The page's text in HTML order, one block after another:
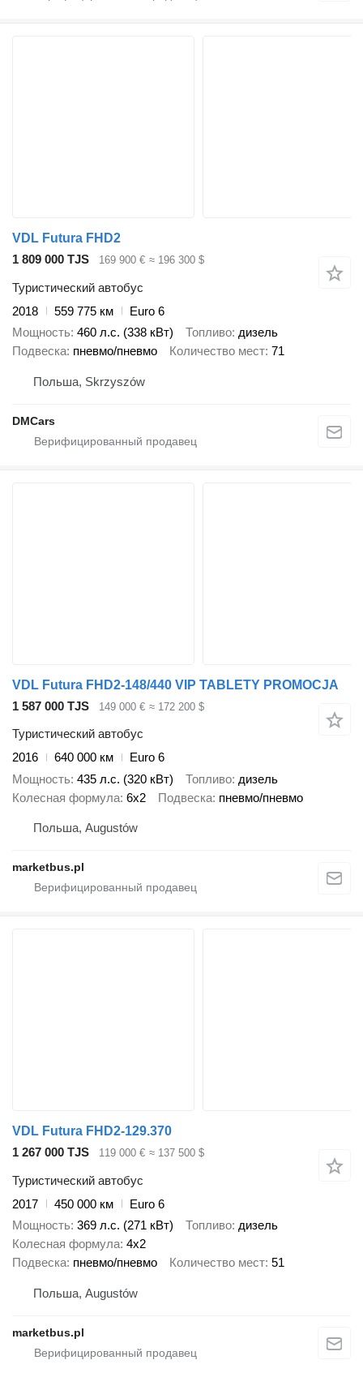
VDL Futura FHD2
1 809 000 TJS
169 900 € ≈ 196 300 $
Туристический автобус
2018
559 775 км
Euro 6
Мощность 460 л.с. (338 кВт) Топливо дизель
Подвеска пневмо/пневмо Количество мест 71
Польша, Skrzyszów
DMCars
VDL Futura FHD2-148/440 VIP TABLETY PROMOCJA
1 587 000 TJS
149 000 € ≈ 172 200 $
Туристический автобус
2016
640 000 км
Euro 6
Мощность 435 л.с. (320 кВт) Топливо дизель
Колесная формула 6x2 Подвеска пневмо/пневмо
Польша, Augustów
marketbus.pl
VDL Futura FHD2-129.370
1 267 000 TJS
119 000 € ≈ 137 500 $
Туристический автобус
2017
450 000 км
Euro 6
Мощность 369 л.с. (271 кВт) Топливо дизель
Колесная формула 4x2
Подвеска пневмо/пневмо Количество мест 51
Польша, Augustów
marketbus.pl